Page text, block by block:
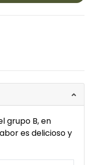
grupo B, en
es delicioso y